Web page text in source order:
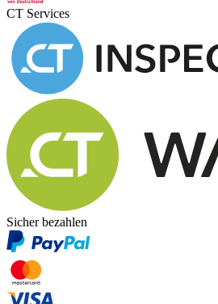
CT Services
Sicher bezahlen